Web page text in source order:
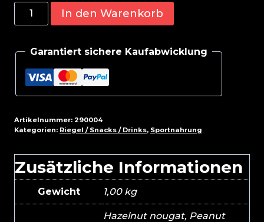
ESN
Designer
Box
12x45g
Menge
In den Warenkorb
Garantiert sichere Kaufabwicklung
Artikelnummer: 290004
Kategorien: Riegel / Snacks / Drinks, Sportnahrung
Zusätzliche Informationen
Gewicht 1,00 kg
Hazelnut nougat, Peanut